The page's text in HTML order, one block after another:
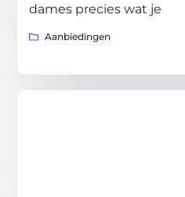
dames precies wat je
Aanbiedingen